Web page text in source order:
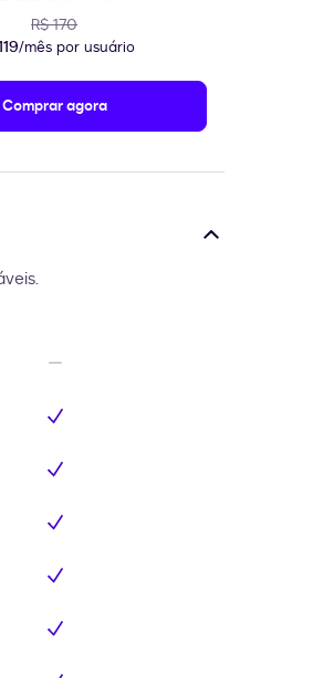
R$ 170
/mês por usuário
Comprar agora
Inclui
Inclui
Inclui
Inclui
Inclui